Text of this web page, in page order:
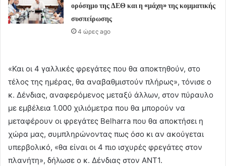
ορόσημο της ΔΕΘ και η «μάχη» της κομματικής
συσπείρωσης
4 ώρες ago
«Και οι 4 γαλλικές φρεγάτες που θα αποκτηθούν, στο
τέλος της ημέρας, θα αναβαθμιστούν πλήρως», τόνισε ο
κ. Δένδιας, αναφερόμενος μεταξύ άλλων, στον πύραυλο
με εμβέλεια 1.000 χιλιόμετρα που θα μπορούν να
μεταφέρουν οι φρεγάτες Belharra που θα αποκτήσει η
χώρα μας, συμπληρώνοντας πως όσο κι αν ακούγεται
υπερβολικό, «θα είναι οι 4 πιο ισχυρές φρεγάτες στον
πλανήτη», δήλωσε ο κ. Δένδιας στον ΑΝΤ1.